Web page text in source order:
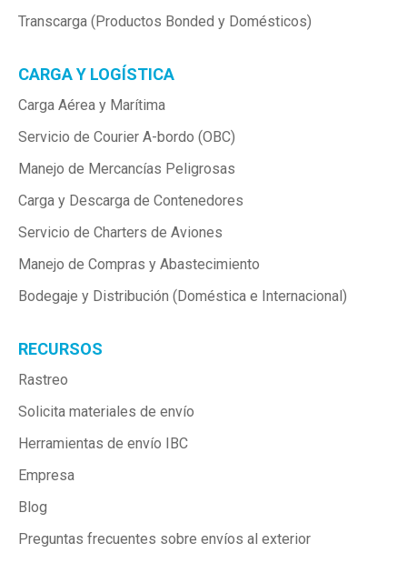
Transcarga (Productos Bonded y Domésticos)
CARGA Y LOGÍSTICA
Carga Aérea y Marítima
Servicio de Courier A-bordo (OBC)
Manejo de Mercancías Peligrosas
Carga y Descarga de Contenedores
Servicio de Charters de Aviones
Manejo de Compras y Abastecimiento
Bodegaje y Distribución (Doméstica e Internacional)
RECURSOS
Rastreo
Solicita materiales de envío
Herramientas de envío IBC
Empresa
Blog
Preguntas frecuentes sobre envíos al exterior